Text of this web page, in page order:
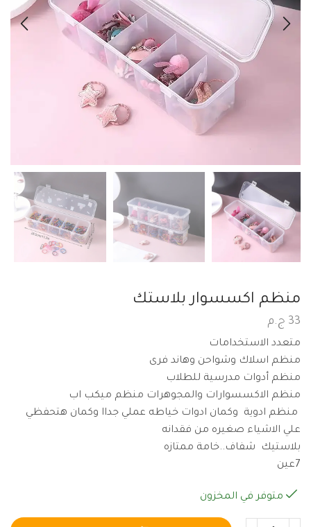
منظم اكسسوار بلاستك
33 ج.م
متعدد الاستخدامات
منظم اسلاك وشواحن وهاند فرى
منظم أدوات مدرسية للطلاب
منظم الاكسسوارات والمجوهرات منظم ميكب اب
منظم ادوية وكمان ادوات خياطه عملي جداا وكمان هتحفظي
علي الاشياء صغيره من فقدانه
بلاستيك شفاف..خامة ممتازه
7عين
متوفر في المخزون